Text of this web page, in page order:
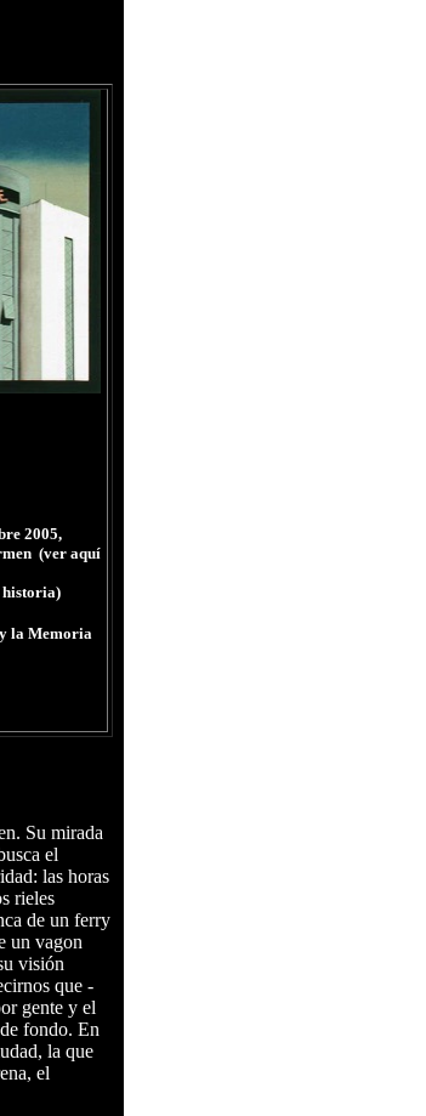
2005,
(ver aquí
historia)
la Memoria
Su mirada
el
las horas
rieles
de un ferry
un vagon
visión
que -
gente y el
fondo. En
la que
el